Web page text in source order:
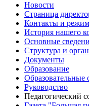
Новости
Страница
Контакты и
История нашего
Основные
Структура и
Документы
Образование
Образовательные
Руководство
Педагогический